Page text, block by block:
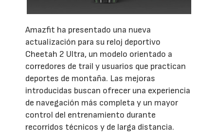
Amazfit ha presentado una nueva
actualización para su reloj deportivo
Cheetah 2 Ultra, un modelo orientado a
corredores de trail y usuarios que practican
deportes de montaña. Las mejoras
introducidas buscan ofrecer una experiencia
de navegación más completa y un mayor
control del entrenamiento durante
recorridos técnicos y de larga distancia.